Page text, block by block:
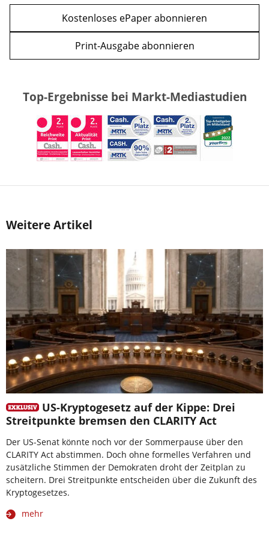
Kostenloses ePaper abonnieren
Print-Ausgabe abonnieren
Top-Ergebnisse bei Markt-Mediastudien
Weitere Artikel
US-Kryptogesetz auf der Kippe: Drei
Streitpunkte bremsen den CLARITY Act
Der US-Senat könnte noch vor der Sommerpause über den
CLARITY Act abstimmen. Doch ohne formelles Verfahren und
zusätzliche Stimmen der Demokraten droht der Zeitplan zu
scheitern. Drei Streitpunkte entscheiden über die Zukunft des
Kryptogesetzes.
mehr